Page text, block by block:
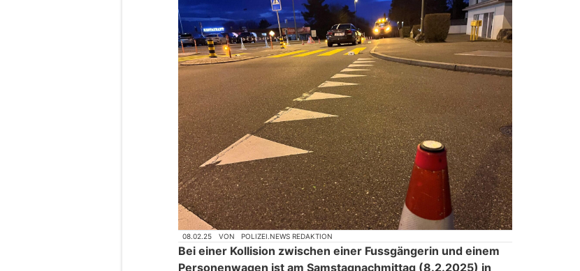
08.02.25 VON POLIZEI.NEWS REDAKTION
Bei einer Kollision zwischen einer Fussgängerin und einem
Personenwagen ist am Samstagnachmittag (8.2.2025) in